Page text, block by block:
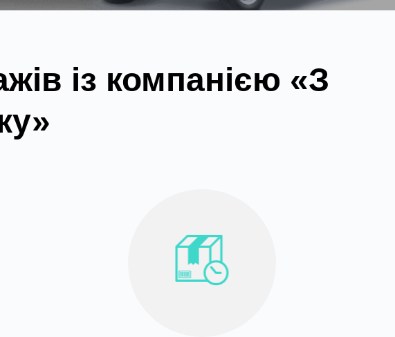
із компанією «З